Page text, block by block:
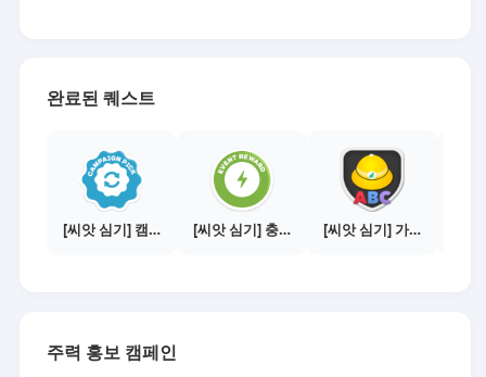
완료된 퀘스트
[씨앗 심기] 캠페인 전환하기 [씨앗 심기] 충전소에서 이벤트 1건 이상 참여하기 [씨앗 심기] 가이드보기 - 매체별 활동 가이드
주력 홍보 캠페인